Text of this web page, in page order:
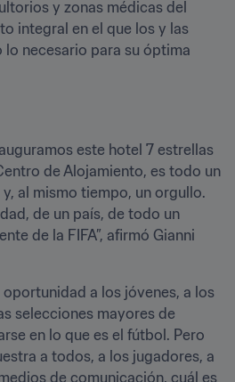
y zonas médicas del
integral en el que los y las
necesario para su óptima
este hotel 7 estrellas
de Alojamiento, es todo un
al mismo tiempo, un orgullo.
de un país, de todo un
de la FIFA”, afirmó Gianni
a los jóvenes, a los
selecciones mayores de
en lo que es el fútbol. Pero
a todos, a los jugadores, a
de comunicación, cuál es